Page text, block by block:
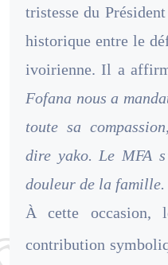
tristesse du
historique entre le
ivoirienne. Il a
Fofana nous a
toute sa
dire yako. Le MFA
douleur de la famille.
À cette occasion,
contribution